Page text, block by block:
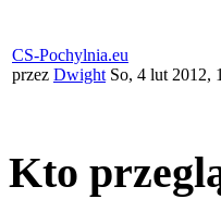
CS-Pochylnia.eu
przez Dwight So, 4 lut 2012,
Kto